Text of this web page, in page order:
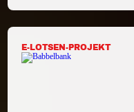
E-LOTSEN-PROJEKT